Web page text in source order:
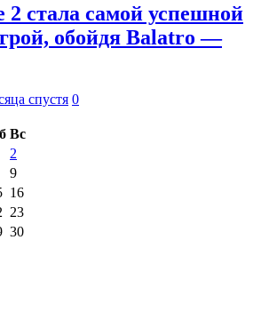
2 стала самой успешной
обойдя Balatro —
спустя 0
Вс
2
9
16
23
30